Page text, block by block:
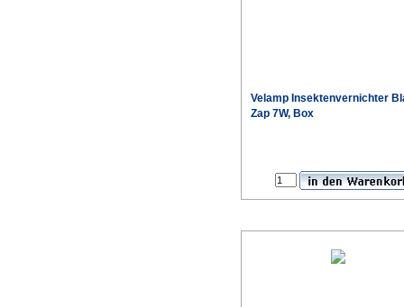
Velamp Insektenvernichter
Zap 7W, Box